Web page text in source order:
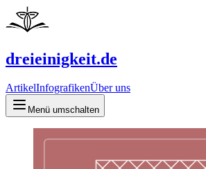
dreieinigkeit.de
ArtikelInfografikenÜber uns
Menü umschalten